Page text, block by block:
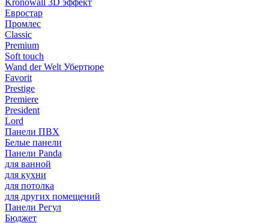
Kronowall 3D эффект
Евростар
Промлес
Classic
Premium
Soft touch
Wand der Welt Убертюре
Favorit
Prestige
Premiere
President
Lord
Панели ПВХ
Белые панели
Панели Panda
для ванной
для кухни
для потолка
для других помещений
Панели Регул
Бюджет